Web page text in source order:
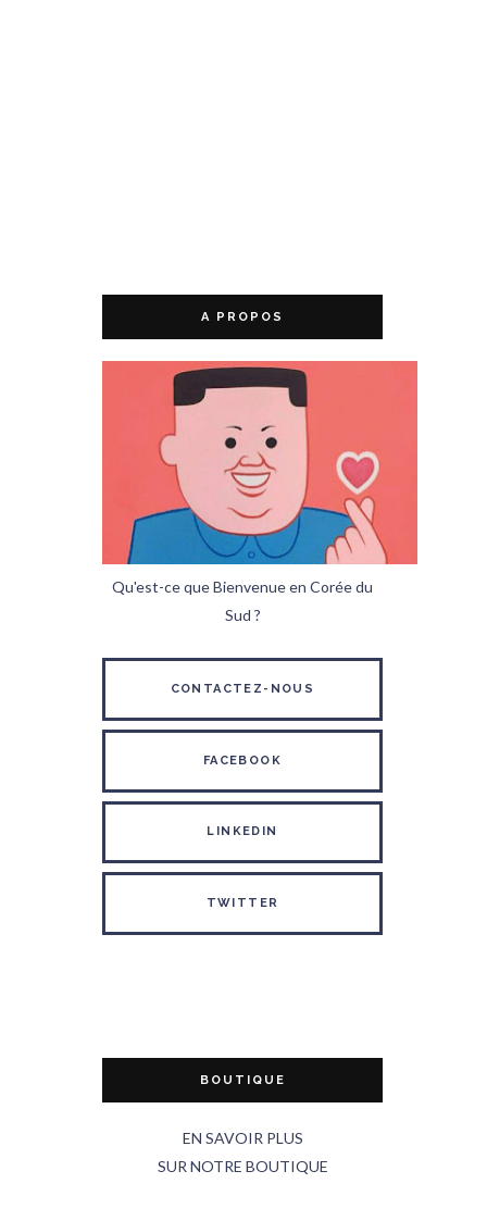
A PROPOS
Qu'est-ce que Bienvenue en Corée du
Sud ?
CONTACTEZ-NOUS
FACEBOOK
LINKEDIN
TWITTER
BOUTIQUE
EN SAVOIR PLUS
SUR NOTRE BOUTIQUE